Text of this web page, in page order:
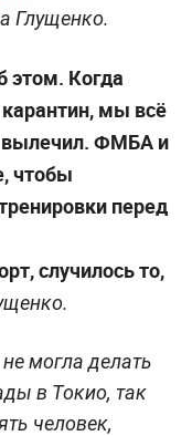
Глущенко.
этом. Когда
мы всё
вылечил. ФМБА и
чтобы
перед
случилось то,
могла делать
в Токио, так
человек,